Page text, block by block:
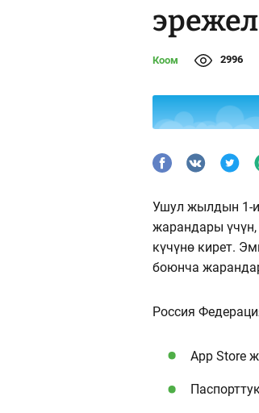
Коом 2996
Ушул жылдын 1-
жарандары
күчүнө кирет.
боюнча
Россия
App Store